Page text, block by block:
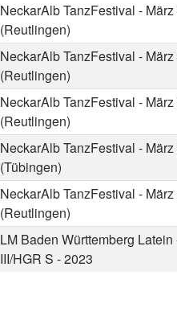
NeckarAlb TanzFestival -
(Reutlingen)
NeckarAlb TanzFestival -
(Reutlingen)
NeckarAlb TanzFestival -
(Reutlingen)
NeckarAlb TanzFestival -
(Tübingen)
NeckarAlb TanzFestival -
(Reutlingen)
LM Baden Württemberg Latein
III/HGR S - 2023